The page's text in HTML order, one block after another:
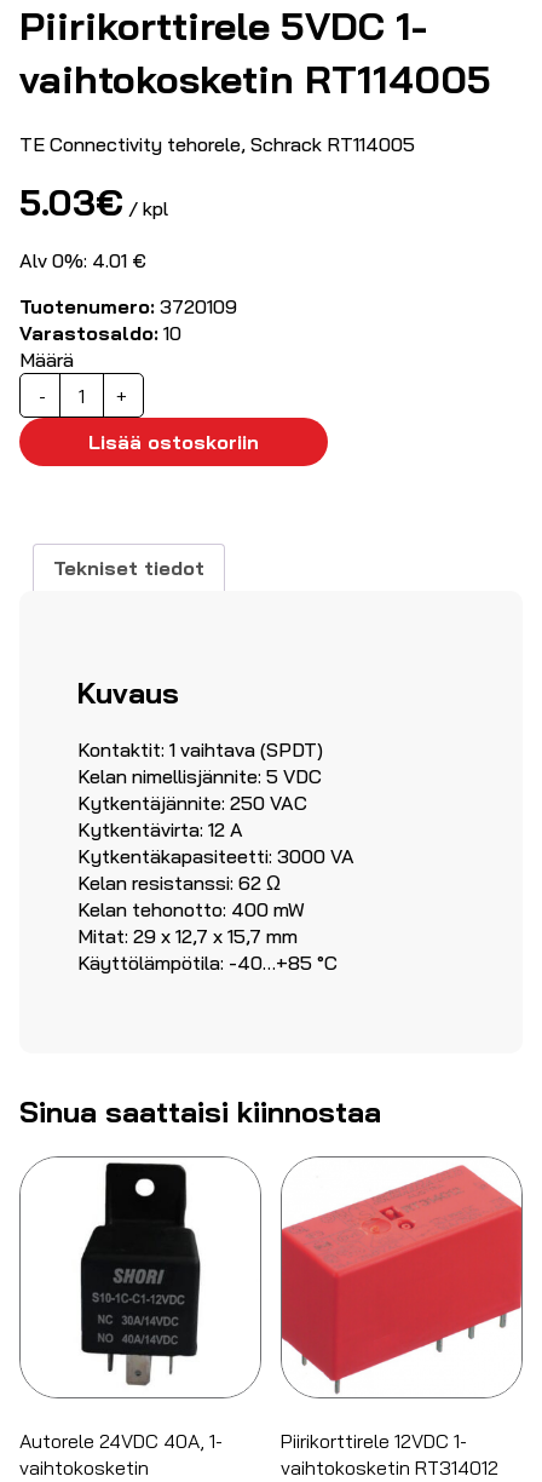
Piirikorttirele 5VDC 1-
vaihtokosketin RT114005
TE Connectivity tehorele, Schrack RT114005
5.03€ / kpl
Alv 0%: 4.01 €
Tuotenumero: 3720109
Varastosaldo: 10
Määrä
-
Piirikorttirele
5VDC
vaihtokosketin
+
Lisää ostoskoriin
Tekniset tiedot
Kuvaus
Kontaktit: 1 vaihtava (SPDT)
Kelan nimellisjännite: 5 VDC
Kytkentäjännite: 250 VAC
Kytkentävirta: 12 A
Kytkentäkapasiteetti: 3000 VA
Kelan resistanssi: 62 Ω
Kelan tehonotto: 400 mW
Mitat: 29 x 12,7 x 15,7 mm
Käyttölämpötila: -40…+85 °C
Sinua saattaisi kiinnostaa
Autorele 24VDC 40A, 1-
vaihtokosketin
Piirikorttirele 12VDC 1-
vaihtokosketin RT314012